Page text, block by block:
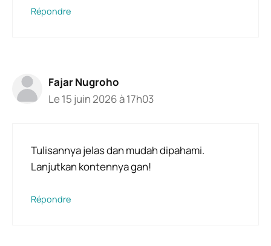
Répondre
Fajar Nugroho
Le 15 juin 2026 à 17h03
Tulisannya jelas dan mudah dipahami.
Lanjutkan kontennya gan!
Répondre